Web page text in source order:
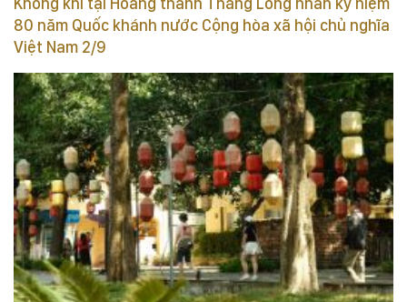
80 năm Quốc khánh nước Cộng hòa xã hội chủ nghĩa
Việt Nam 2/9